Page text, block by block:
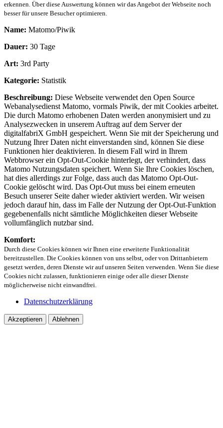
erkennen. Über diese Auswertung können wir das Angebot der Webseite noch
besser für unsere Besucher optimieren.
Name: Matomo/Piwik
Dauer: 30 Tage
Art: 3rd Party
Kategorie: Statistik
Beschreibung: Diese Webseite verwendet den Open Source
Webanalysedienst Matomo, vormals Piwik, der mit Cookies arbeitet.
Die durch Matomo erhobenen Daten werden anonymisiert und zu
Analysezwecken in unserem Auftrag auf dem Server der
digitalfabriX GmbH gespeichert. Wenn Sie mit der Speicherung und
Nutzung Ihrer Daten nicht einverstanden sind, können Sie diese
Funktionen hier deaktivieren. In diesem Fall wird in Ihrem
Webbrowser ein Opt-Out-Cookie hinterlegt, der verhindert, dass
Matomo Nutzungsdaten speichert. Wenn Sie Ihre Cookies löschen,
hat dies allerdings zur Folge, dass auch das Matomo Opt-Out-
Cookie gelöscht wird. Das Opt-Out muss bei einem erneuten
Besuch unserer Seite daher wieder aktiviert werden. Wir weisen
jedoch darauf hin, dass im Falle der Nutzung der Opt-Out-Funktion
gegebenenfalls nicht sämtliche Möglichkeiten dieser Webseite
vollumfänglich nutzbar sind.
Komfort:
Durch diese Cookies können wir Ihnen eine erweiterte Funktionalität
bereitzustellen. Die Cookies können von uns selbst, oder von Drittanbietern
gesetzt werden, deren Dienste wir auf unseren Seiten verwenden. Wenn Sie diese
Cookies nicht zulassen, funktionieren einige oder alle dieser Dienste
möglicherweise nicht einwandfrei.
Datenschutzerklärung
Akzeptieren Ablehnen